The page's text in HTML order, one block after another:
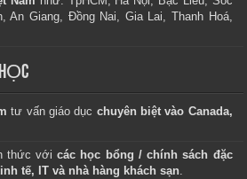
An Giang, Đồng Nai, Gia Lai, Thanh Hoá,
tư vấn giáo dục chuyên biệt vào Canada,
thức vớicác học bổng / chính sách đặc
tế, IT và nhà hàng khách sạn.